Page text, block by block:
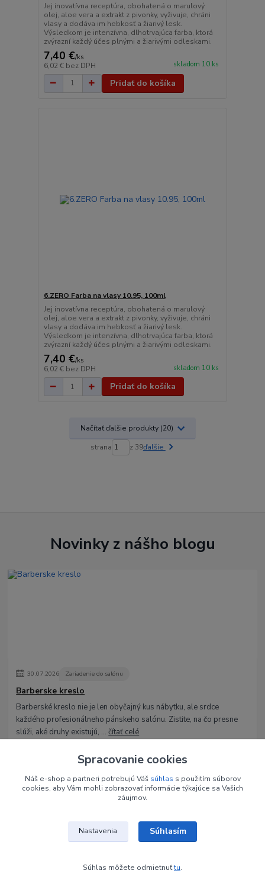
Jej inovatívna receptúra, obohatená o marulový
olej, aloe vera a extrakt z pivonky, vyživuje, chráni
vlasy a dodáva im hebkosť a žiarivý lesk.
Výsledkom je intenzívna, dlhotrvajúca farba, ktorá
zvýrazní každý účes plnými a žiarivými odleskami.
7,40 €/ks
6,02 € bez DPH skladom 10 ks
Pridať do košíka
6.ZERO Farba na vlasy 10.95, 100ml
Jej inovatívna receptúra, obohatená o marulový
olej, aloe vera a extrakt z pivonky, vyživuje, chráni
vlasy a dodáva im hebkosť a žiarivý lesk.
Výsledkom je intenzívna, dlhotrvajúca farba, ktorá
zvýrazní každý účes plnými a žiarivými odleskami.
7,40 €/ks
6,02 € bez DPH skladom 10 ks
Pridať do košíka
Načítať ďalšie produkty (20)
strana z 39ďalšie
Novinky z nášho blogu
30.07.2026 Zariadenie do salónu
Barberske kreslo
Barberské kreslo nie je len obyčajný kus nábytku, ale srdce
každého profesionálneho pánskeho salónu. Zistite, na čo presne
slúži, aké druhy existujú, ...čítať celé
Spracovanie cookies
Náš e-shop a partneri potrebujú Váš súhlas s použitím súborov
cookies, aby Vám mohli zobrazovať informácie týkajúce sa Vašich
záujmov.
Nastavenia Súhlasím
Súhlas môžete odmietnuťtu.